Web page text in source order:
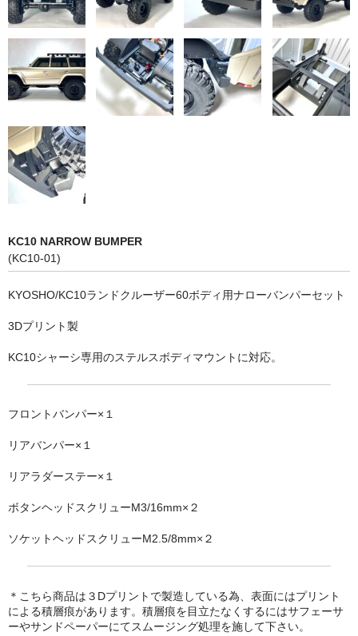
KC10 NARROW BUMPER
(KC10-01)
KYOSHO/KC10ランドクルーザー60ボディ用ナローバンパーセット
3Dプリント製
KC10シャーシ専用のステルスボディマウントに対応。
フロントバンパー×１
リアバンパー×１
リアラダーステー×１
ボタンヘッドスクリューM3/16mm×２
ソケットヘッドスクリューM2.5/8mm×２
＊こちら商品は３Dプリントで製造している為、表面にはプリント
による積層痕があります。積層痕を目立たなくするにはサフェーサ
ーやサンドペーパーにてスムージング処理を施して下さい。